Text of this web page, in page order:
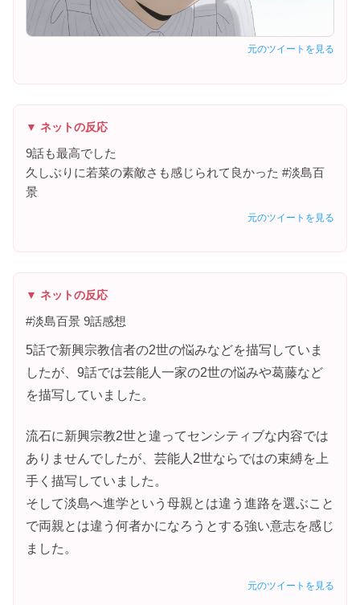
元のツイートを見る
▼ ネットの反応
9話も最高でした
久しぶりに若菜の素敵さも感じられて良かった #淡島百
景
元のツイートを見る
▼ ネットの反応
#淡島百景 9話感想
5話で新興宗教信者の2世の悩みなどを描写していま
したが、9話では芸能人一家の2世の悩みや葛藤など
を描写していました。
流石に新興宗教2世と違ってセンシティブな内容では
ありませんでしたが、芸能人2世ならではの束縛を上
手く描写していました。
そして淡島へ進学という母親とは違う進路を選ぶこと
で両親とは違う何者かになろうとする強い意志を感じ
ました。
元のツイートを見る